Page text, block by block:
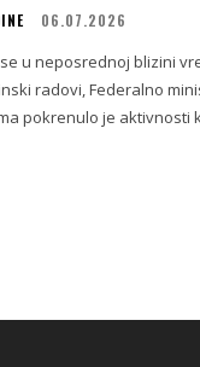
06.07.2026
u neposrednoj blizini
radovi, Federalno
pokrenulo je aktivnosti